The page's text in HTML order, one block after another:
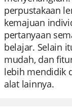
perpustakaan
kemajuan
pertanyaan
belajar. Selain
mudah, dan
lebih mendidik
alat lainnya.